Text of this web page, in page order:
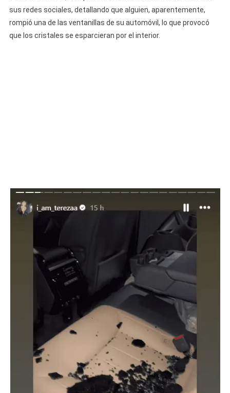
sus redes sociales, detallando que alguien, aparentemente,
rompió una de las ventanillas de su automóvil, lo que provocó
que los cristales se esparcieran por el interior.